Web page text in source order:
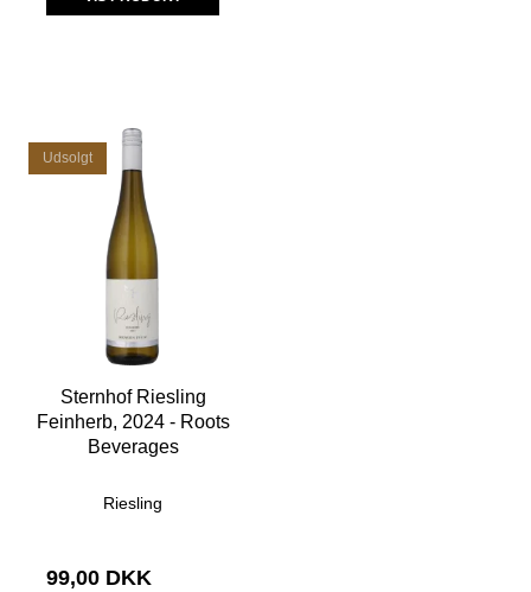
Udsolgt
Sternhof Riesling
Feinherb, 2024 - Roots
Beverages
Riesling
99,00 DKK